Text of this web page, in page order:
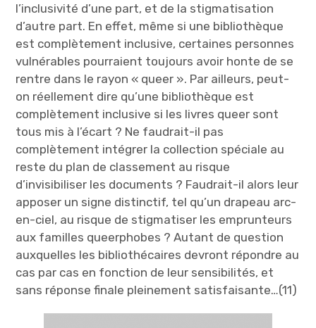
l’inclusivité d’une part, et de la stigmatisation
d’autre part. En effet, même si une bibliothèque
est complètement inclusive, certaines personnes
vulnérables pourraient toujours avoir honte de se
rentre dans le rayon « queer ». Par ailleurs, peut-
on réellement dire qu’une bibliothèque est
complètement inclusive si les livres queer sont
tous mis à l’écart ? Ne faudrait-il pas
complètement intégrer la collection spéciale au
reste du plan de classement au risque
d’invisibiliser les documents ? Faudrait-il alors leur
apposer un signe distinctif, tel qu’un drapeau arc-
en-ciel, au risque de stigmatiser les emprunteurs
aux familles queerphobes ? Autant de question
auxquelles les bibliothécaires devront répondre au
cas par cas en fonction de leur sensibilités, et
sans réponse finale pleinement satisfaisante…(11)